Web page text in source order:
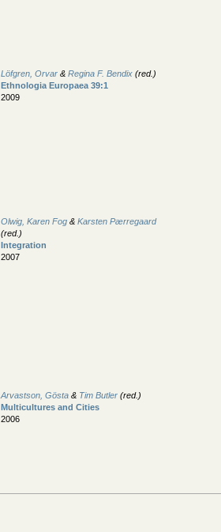
Löfgren, Orvar & Regina F. Bendix (red.)
Ethnologia Europaea 39:1
2009
Olwig, Karen Fog & Karsten Pærregaard
(red.)
Integration
2007
Arvastson, Gösta & Tim Butler (red.)
Multicultures and Cities
2006